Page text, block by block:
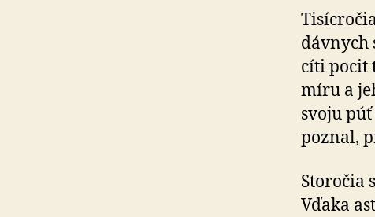
dávnych
cíti pocit
mí­ru a
svoju
poznal,
Storočia
Vďaka